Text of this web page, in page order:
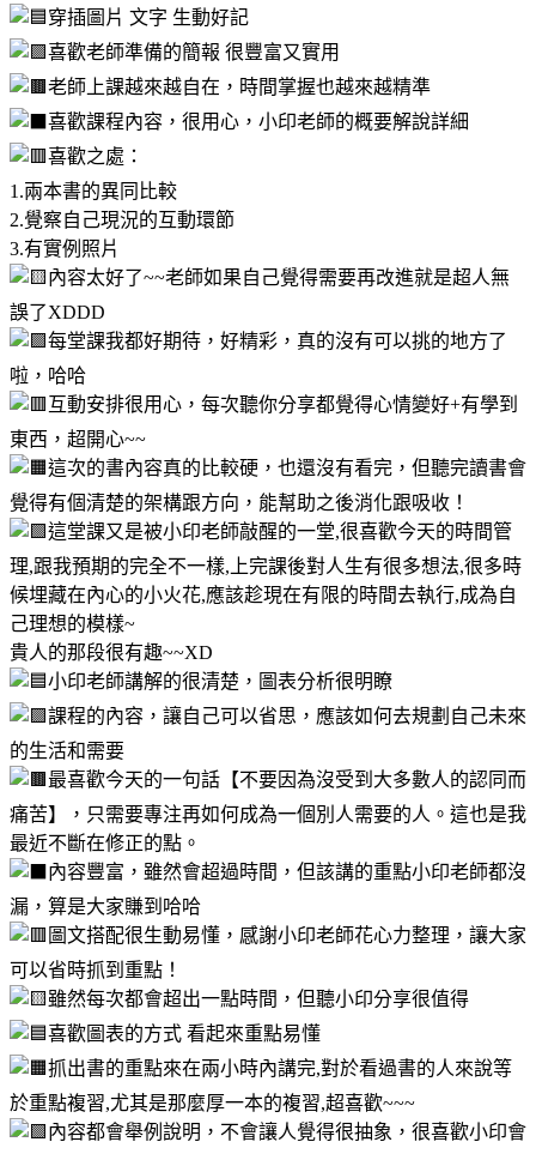
穿插圖片 文字 生動好記
喜歡老師準備的簡報 很豐富又實用
老師上課越來越自在，時間掌握也越來越精準
喜歡課程內容，很用心，小印老師的概要解說詳細
喜歡之處：
1.兩本書的異同比較
2.覺察自己現況的互動環節
3.有實例照片
內容太好了~~老師如果自己覺得需要再改進就是超人無
誤了XDDD
每堂課我都好期待，好精彩，真的沒有可以挑的地方了
啦，哈哈
互動安排很用心，每次聽你分享都覺得心情變好+有學到
東西，超開心~~
這次的書內容真的比較硬，也還沒有看完，但聽完讀書會
覺得有個清楚的架構跟方向，能幫助之後消化跟吸收！
這堂課又是被小印老師敲醒的一堂,很喜歡今天的時間管
理,跟我預期的完全不一樣,上完課後對人生有很多想法,很多時
候埋藏在內心的小火花,應該趁現在有限的時間去執行,成為自
己理想的模樣~
貴人的那段很有趣~~XD
小印老師講解的很清楚，圖表分析很明瞭
課程的內容，讓自己可以省思，應該如何去規劃自己未來
的生活和需要
最喜歡今天的一句話【不要因為沒受到大多數人的認同而
痛苦】，只需要專注再如何成為一個別人需要的人。這也是我
最近不斷在修正的點。
內容豐富，雖然會超過時間，但該講的重點小印老師都沒
漏，算是大家賺到哈哈
圖文搭配很生動易懂，感謝小印老師花心力整理，讓大家
可以省時抓到重點！
雖然每次都會超出一點時間，但聽小印分享很值得
喜歡圖表的方式 看起來重點易懂
抓出書的重點來在兩小時內講完,對於看過書的人來說等
於重點複習,尤其是那麼厚一本的複習,超喜歡~~~
內容都會舉例說明，不會讓人覺得很抽象，很喜歡小印會